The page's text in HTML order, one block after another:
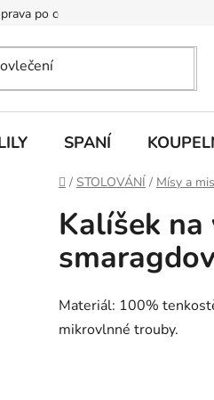
po celé EU
SPANÍ
Domů
/ STOLOVÁNÍ / Mísy a
Kalíšek
Materiál: 100%
mikrovlnné trouby.